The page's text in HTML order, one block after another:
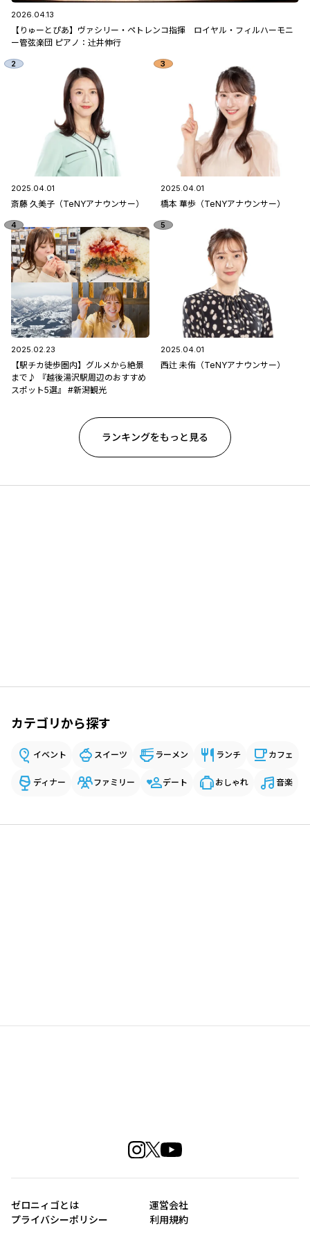
2026.04.13
【りゅーとぴあ】ヴァシリー・ペトレンコ指揮 ロイヤル・フィルハーモニ
ー管弦楽団 ピアノ：辻󠄀井伸行
2025.04.01
斎藤 久美子（TeNYアナウンサー）
2025.04.01
橋本 華歩（TeNYアナウンサー）
2025.02.23
【駅チカ徒歩圏内】グルメから絶景
まで♪ 『越後湯沢駅周辺のおすすめ
スポット5選』 #新潟観光
2025.04.01
西辻 未侑（TeNYアナウンサー）
ランキングをもっと見る
カテゴリから探す
イベント スイーツ ラーメン ランチ カフェ
ディナー ファミリー デート おしゃれ 音楽
ゼロニィゴとは
運営会社
プライバシーポリシー
利用規約